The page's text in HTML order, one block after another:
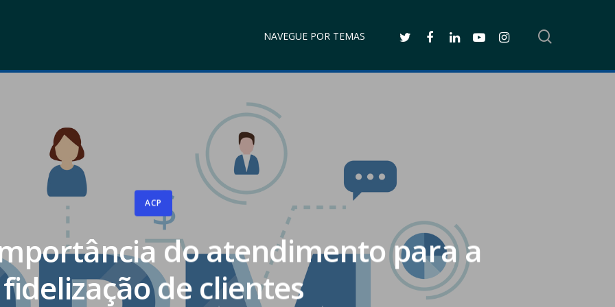
NAVEGUE POR TEMAS TWITTERFACEBOOKLINKEDINYOUTUBEINSTAGRAM
ACP
do atendimento para a
fidelização de clientes